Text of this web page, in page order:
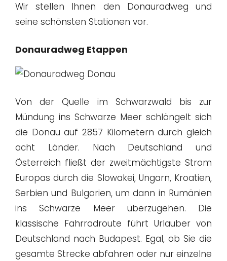
Wir stellen Ihnen den Donauradweg und
seine schönsten Stationen vor.
Donauradweg Etappen
Von der Quelle im Schwarzwald bis zur
Mündung ins Schwarze Meer schlängelt sich
die Donau auf 2857 Kilometern durch gleich
acht Länder. Nach Deutschland und
Österreich fließt der zweitmächtigste Strom
Europas durch die Slowakei, Ungarn, Kroatien,
Serbien und Bulgarien, um dann in Rumänien
ins Schwarze Meer überzugehen. Die
klassische Fahrradroute führt Urlauber von
Deutschland nach Budapest. Egal, ob Sie die
gesamte Strecke abfahren oder nur einzelne